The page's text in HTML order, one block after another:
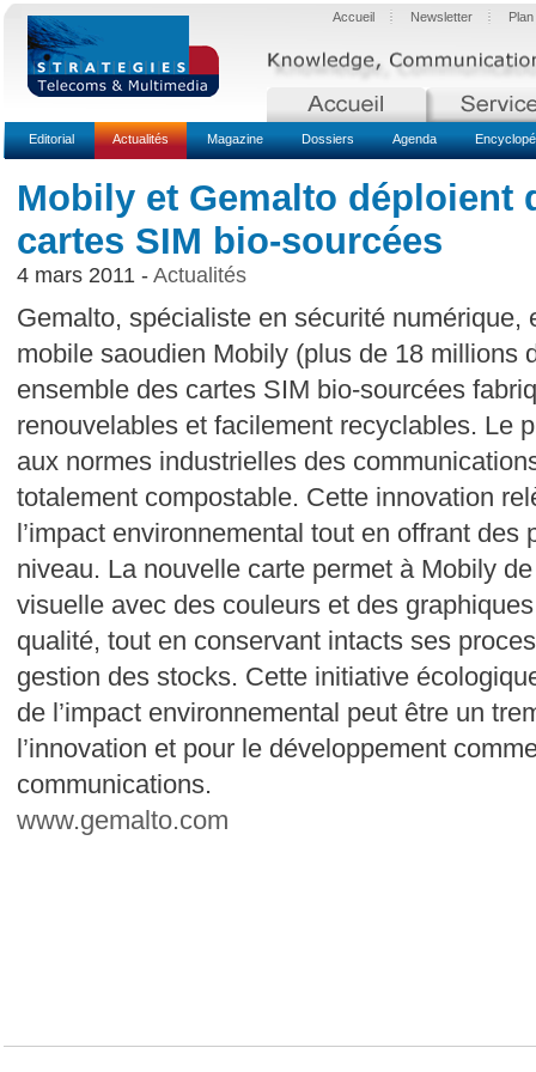
Accueil Newsletter
Editorial Actualités Magazine Dossiers Agenda
Mobily et Gemalto déploient
cartes SIM bio-sourcées
4 mars 2011 - Actualités
Gemalto, spécialiste en sécurité numérique,
mobile saoudien Mobily (plus de 18 millions
ensemble des cartes SIM bio-sourcées
renouvelables et facilement recyclables. Le
aux normes industrielles des
totalement compostable. Cette innovation
l’impact environnemental tout en offrant
niveau. La nouvelle carte permet à Mobily
visuelle avec des couleurs et des
qualité, tout en conservant intacts ses
gestion des stocks. Cette initiative
de l’impact environnemental peut être un
l’innovation et pour le développement
communications.
www.gemalto.com